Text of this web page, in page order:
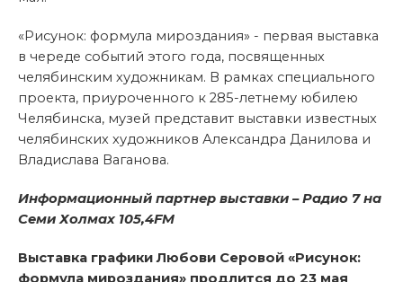
«Рисунок: формула мироздания» - первая выставка
в череде событий этого года, посвященных
челябинским художникам. В рамках специального
проекта, приуроченного к 285-летнему юбилею
Челябинска, музей представит выставки известных
челябинских художников Александра Данилова и
Владислава Ваганова.
Информационный партнер выставки – Радио 7 на
Семи Холмах 105,4FM
Выставка графики Любови Серовой «Рисунок:
формула мироздания» продлится до 23 мая